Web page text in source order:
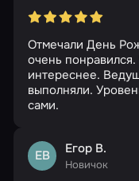
Отмечали День
очень
интереснее.
выполняли.
сами.
ЕВ Егор В.
Новичок